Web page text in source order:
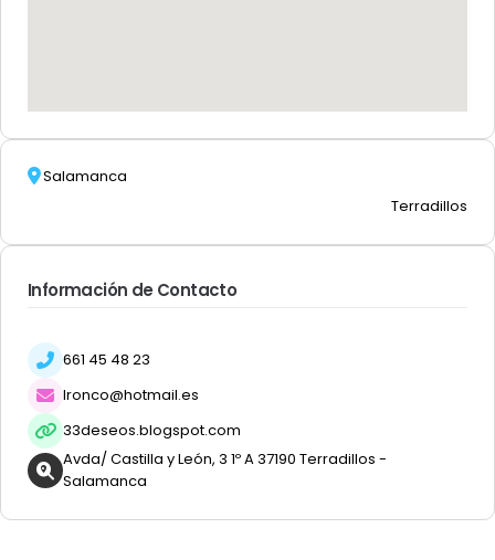
Salamanca
Terradillos
Información de Contacto
661 45 48 23
lronco@hotmail.es
33deseos.blogspot.com
Avda/ Castilla y León, 3 1º A 37190 Terradillos -
Salamanca